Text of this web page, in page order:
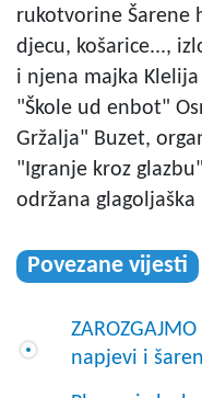
rukotvorine Šarene
djecu, košarice...,
i njena majka
"Škole ud enbot"
Gržalja" Buzet,
"Igranje kroz
održana glagoljaška
Povezane vijesti
napjevi i